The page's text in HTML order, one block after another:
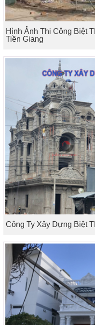
Hình Ảnh Thi Công Biệt
Tiền Giang
Công Ty Xây Dựng Biệt